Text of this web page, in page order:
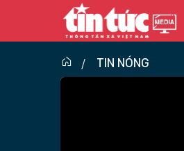
TIN NÓNG